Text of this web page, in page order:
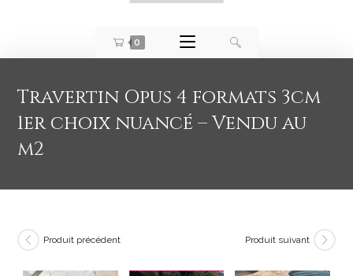
0
Travertin Opus 4 formats 3cm
1er choix nuancé – Vendu au
m2
Produit précédent Produit suivant